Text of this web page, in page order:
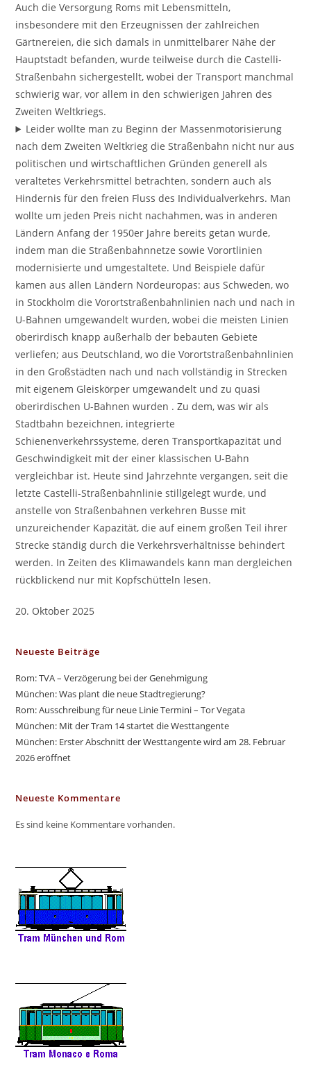
Auch die Versorgung Roms mit Lebensmitteln,
insbesondere mit den Erzeugnissen der zahlreichen
Gärtnereien, die sich damals in unmittelbarer Nähe der
Hauptstadt befanden, wurde teilweise durch die Castelli-
Straßenbahn sichergestellt, wobei der Transport manchmal
schwierig war, vor allem in den schwierigen Jahren des
Zweiten Weltkriegs.
Leider wollte man zu Beginn der Massenmotorisierung
nach dem Zweiten Weltkrieg die Straßenbahn nicht nur aus
politischen und wirtschaftlichen Gründen generell als
veraltetes Verkehrsmittel betrachten, sondern auch als
Hindernis für den freien Fluss des Individualverkehrs. Man
wollte um jeden Preis nicht nachahmen, was in anderen
Ländern Anfang der 1950er Jahre bereits getan wurde,
indem man die Straßenbahnnetze sowie Vorortlinien
modernisierte und umgestaltete. Und Beispiele dafür
kamen aus allen Ländern Nordeuropas: aus Schweden, wo
in Stockholm die Vorortstraßenbahnlinien nach und nach in
U-Bahnen umgewandelt wurden, wobei die meisten Linien
oberirdisch knapp außerhalb der bebauten Gebiete
verliefen; aus Deutschland, wo die Vorortstraßenbahnlinien
in den Großstädten nach und nach vollständig in Strecken
mit eigenem Gleiskörper umgewandelt und zu quasi
oberirdischen U-Bahnen wurden . Zu dem, was wir als
Stadtbahn bezeichnen, integrierte
Schienenverkehrssysteme, deren Transportkapazität und
Geschwindigkeit mit der einer klassischen U-Bahn
vergleichbar ist. Heute sind Jahrzehnte vergangen, seit die
letzte Castelli-Straßenbahnlinie stillgelegt wurde, und
anstelle von Straßenbahnen verkehren Busse mit
unzureichender Kapazität, die auf einem großen Teil ihrer
Strecke ständig durch die Verkehrsverhältnisse behindert
werden. In Zeiten des Klimawandels kann man dergleichen
rückblickend nur mit Kopfschütteln lesen.
20. Oktober 2025
Neueste Beiträge
Rom: TVA – Verzögerung bei der Genehmigung
München: Was plant die neue Stadtregierung?
Rom: Ausschreibung für neue Linie Termini – Tor Vegata
München: Mit der Tram 14 startet die Westtangente
München: Erster Abschnitt der Westtangente wird am 28. Februar
2026 eröffnet
Neueste Kommentare
Es sind keine Kommentare vorhanden.